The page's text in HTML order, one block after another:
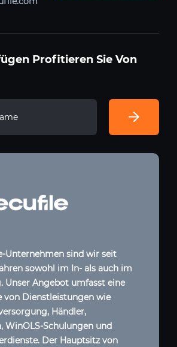
Profitieren Sie Von
Unternehmen sind wir seit
sowohl im In- als auch im
Unser Angebot umfasst eine
von Dienstleistungen wie
Händler,
WinOLS-Schulungen und
Der Hauptsitz von